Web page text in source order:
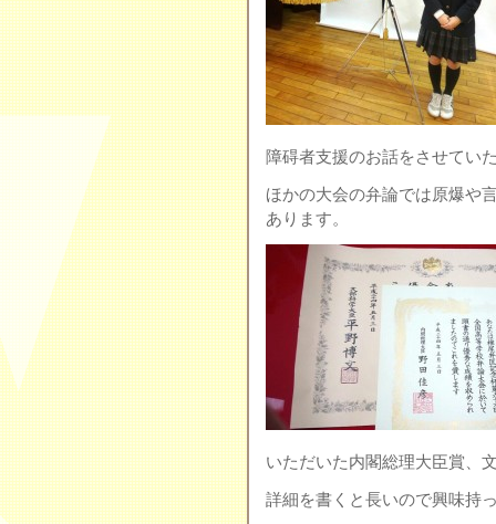
障碍者支援のお話をさせてい
ほかの大会の弁論では原爆や
あります。
いただいた内閣総理大臣賞、
詳細を書くと長いので興味持